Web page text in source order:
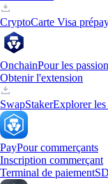
CryptoCarte Visa
OnchainPour les
Obtenir l'extension
SwapStakerExplorer
PayPour commerçants
Inscription commerçant
Terminal de paiement